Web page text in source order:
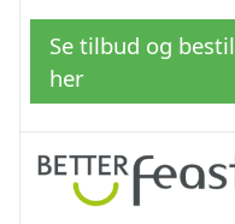
Se tilbud og bestil
her